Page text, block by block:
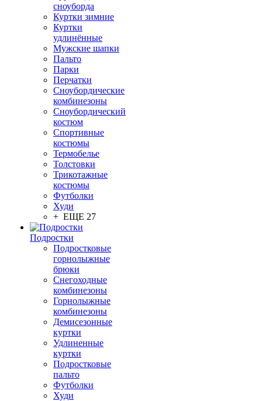
сноуборда
Куртки зимние
Куртки
удлинённые
Мужские шапки
Пальто
Парки
Перчатки
Сноубордические
комбинезоны
Сноубордический
костюм
Спортивные
костюмы
Термобелье
Толстовки
Трикотажные
костюмы
Футболки
Худи
+ ЕЩЕ 27
Подростки
Подростковые
горнолыжные
брюки
Снегоходные
комбинезоны
Горнолыжные
комбинезоны
Демисезонные
куртки
Удлиненные
куртки
Подростковые
пальто
Футболки
Худи